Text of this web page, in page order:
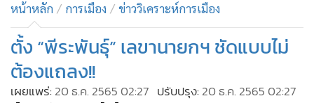
• บันเทิง
ผู้จัดการรายวัน
• คอลัมนิสต์
• ละคร
หน้าหลัก การเมือง ข่าววิเคราะห์การเมือง
ตั้ง “พีระพันธุ์” เลขานายกฯ ชัดแบบไม่
ต้องแถลง!!
เผยแพร่: 20 ธ.ค. 2565 02:27 ปรับปรุง: 20 ธ.ค. 2565 02:27